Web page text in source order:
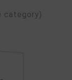
category)